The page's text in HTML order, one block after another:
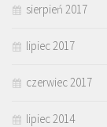
sierpień 2017
lipiec 2017
czerwiec 2017
lipiec 2014